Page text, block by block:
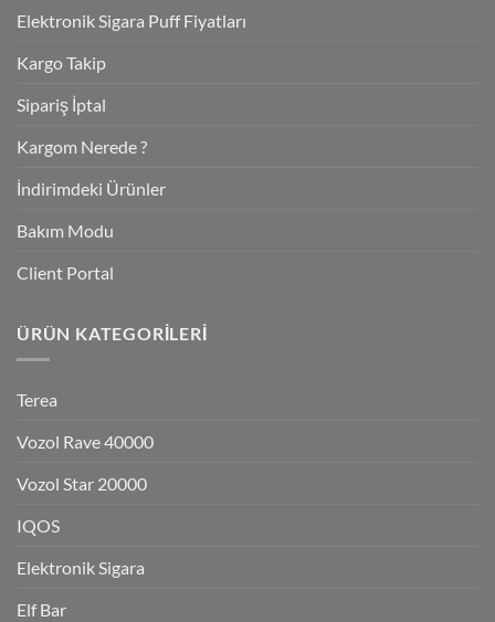
Elektronik Sigara Puff Fiyatları
Kargo Takip
Sipariş İptal
Kargom Nerede ?
İndirimdeki Ürünler
Bakım Modu
Client Portal
ÜRÜN KATEGORILERI
Terea
Vozol Rave 40000
Vozol Star 20000
IQOS
Elektronik Sigara
Elf Bar